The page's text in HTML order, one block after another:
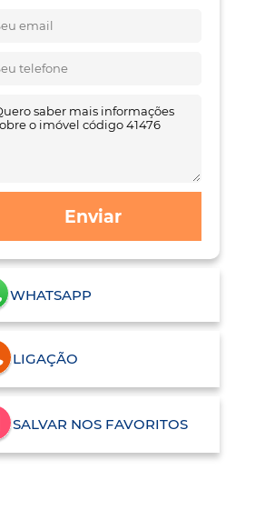
Enviar
WHATSAPP
LIGAÇÃO
SALVAR NOS FAVORITOS